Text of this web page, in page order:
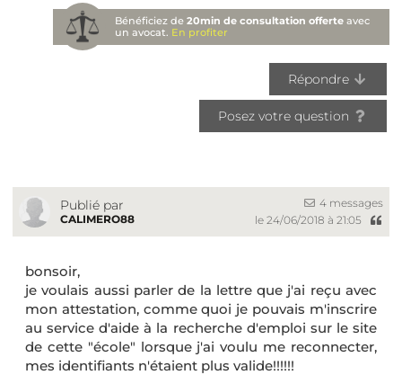
Bénéficiez de20min de consultation offerte avec
un avocat. En profiter
Répondre
Posez votre question
Publié par
CALIMERO88
4 messages
le 24/06/2018 à 21:05
bonsoir,
je voulais aussi parler de la lettre que j'ai reçu avec
mon attestation, comme quoi je pouvais m'inscrire
au service d'aide à la recherche d'emploi sur le site
de cette "école" lorsque j'ai voulu me reconnecter,
mes identifiants n'étaient plus valide!!!!!!